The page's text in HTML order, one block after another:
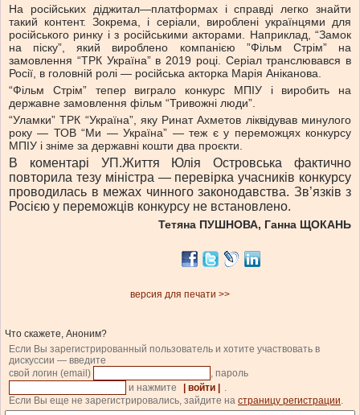
На російських діджитал—платформах і справді легко знайти
такий контент. Зокрема, і серіали, вироблені українцями для
російського ринку і з російськими акторами. Наприклад, “Замок
на піску”, який вироблено компанією ”Фільм Стрім” на
замовлення “ТРК Україна” в 2019 році. Серіал транслювався в
Росії, в головній ролі — російська акторка Марія Аніканова.
“Фільм Стрім” тепер виграло конкурс МПІУ і виробить на
державне замовлення фільм “Тривожні люди”.
“Уламки” ТРК “Україна”, яку Ринат Ахметов ліквідував минулого
року — ТОВ “Ми — Україна” — теж є у переможцях конкурсу
МПІУ і зніме за державні кошти два проєкти.
В коментарі УП.Життя Юлія Островська фактично
повторила тезу міністра — перевірка учасників конкурсу
проводилась в межах чинного законодавства. Зв’язків з
Росією у переможців конкурсу не встановлено.
Тетяна ПУШНОВА, Ганна ЩОКАНЬ
версия для печати >>
Что скажете, Аноним?
Если Вы зарегистрированный пользователь и хотите участвовать в
дискуссии — введите
свой логин (email)
, пароль
и нажмите
| войти |
.
Если Вы еще не зарегистрировались, зайдите на страницу регистрации.